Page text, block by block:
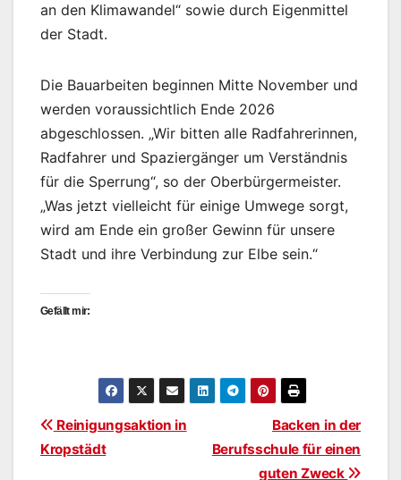
an den Klimawandel“ sowie durch Eigenmittel
der Stadt.
Die Bauarbeiten beginnen Mitte November und
werden voraussichtlich Ende 2026
abgeschlossen. „Wir bitten alle Radfahrerinnen,
Radfahrer und Spaziergänger um Verständnis
für die Sperrung“, so der Oberbürgermeister.
„Was jetzt vielleicht für einige Umwege sorgt,
wird am Ende ein großer Gewinn für unsere
Stadt und ihre Verbindung zur Elbe sein.“
Gefällt mir:
BeitragsnavigationBacken in der
Berufsschule für einen
guten Zweck
Reinigungsaktion in
Kropstädt